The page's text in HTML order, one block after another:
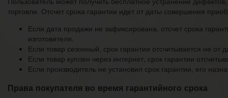
торговли. Отсчет срока гарантии идет от даты совершения
Если дата продажи не зафиксирована, отсчет срока
изготовителя.
Если товар сезонный, срок гарантии отсчитывается не
Если товар куплен через интернет, срок гарантии
Если производитель не установил срок гарантии, его
Права покупателя во время гарантийного срока